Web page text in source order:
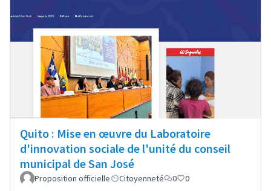
Quito : Mise en œuvre du Laboratoire
d'innovation sociale de l'unité du conseil
municipal de San José
Proposition officielle Citoyenneté 0 0